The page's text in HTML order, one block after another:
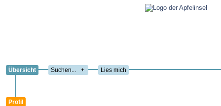
Übersicht + Lies mich
Profil